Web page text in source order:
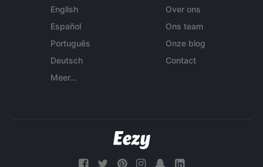
English
Español
Português
Deutsch
Meer...
Over ons
Ons team
Onze blog
Contact